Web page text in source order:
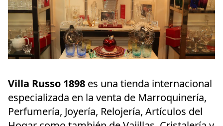
Villa Russo 1898 es una tienda internacional
especializada en la venta de Marroquinería,
Perfumería, Joyería, Relojería, Artículos del